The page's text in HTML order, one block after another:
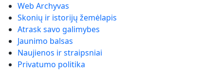
Web Archyvas
Skonių ir istorijų žemėlapis
Atrask savo galimybes
Jaunimo balsas
Naujienos ir straipsniai
Privatumo politika